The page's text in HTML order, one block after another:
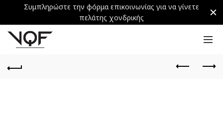
Συμπληρώστε την φόρμα επικοινωνίας για να γίνετε
πελάτης χονδρικής